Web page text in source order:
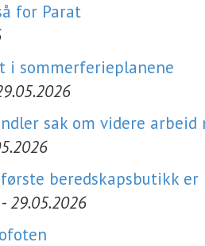
for Parat
i sommerferieplanene
sak om videre arbeid
første beredskapsbutikk
29.05.2026